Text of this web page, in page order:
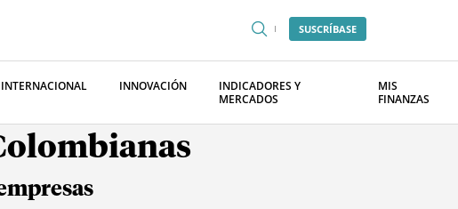
SUSCRÍBASE
INTERNACIONAL INNOVACIÓN
INDICADORES Y
MERCADOS
MIS
FINANZAS